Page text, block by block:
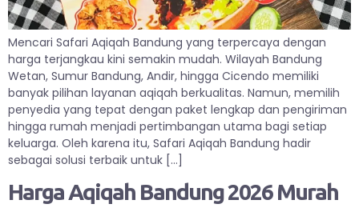
Mencari Safari Aqiqah Bandung yang terpercaya dengan
harga terjangkau kini semakin mudah. Wilayah Bandung
Wetan, Sumur Bandung, Andir, hingga Cicendo memiliki
banyak pilihan layanan aqiqah berkualitas. Namun, memilih
penyedia yang tepat dengan paket lengkap dan pengiriman
hingga rumah menjadi pertimbangan utama bagi setiap
keluarga. Oleh karena itu, Safari Aqiqah Bandung hadir
sebagai solusi terbaik untuk […]
Harga Aqiqah Bandung 2026 Murah